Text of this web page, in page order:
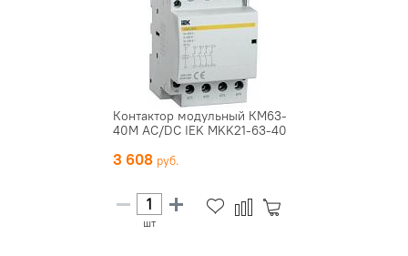
Контактор модульный КМ63-
40М AC/DC IEK MKK21-63-40
3 608
шт